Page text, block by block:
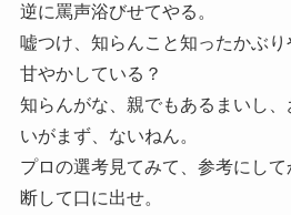
逆に罵声浴びせてやる。
嘘つけ、知らんこと知ったかぶり
甘やかしている？
知らんがな、親でもあるまいし
いがまず、ないねん。
プロの選考見てみて、参考にし
断して口に出せ。